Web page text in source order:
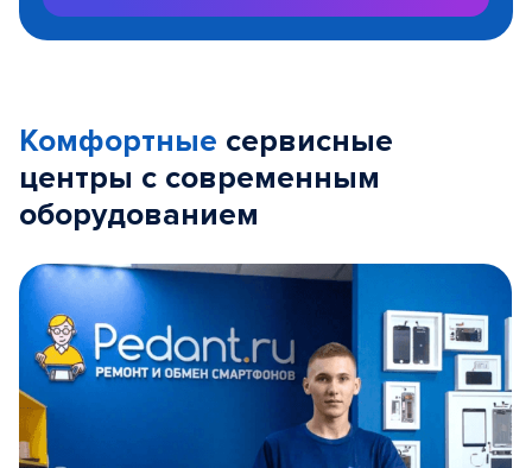
Комфортные сервисные
центры с современным
оборудованием